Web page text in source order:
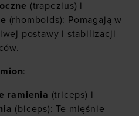
(trapezius) i
(rhomboids): Pomagają w
postawy i stabilizacji
:
ramienia (triceps) i
(biceps): Te mięśnie